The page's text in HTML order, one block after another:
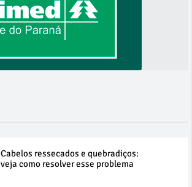
Cabelos ressecados e quebradiços:
veja como resolver esse problema